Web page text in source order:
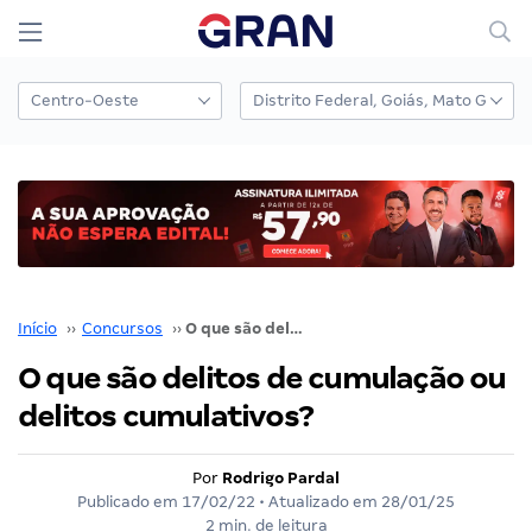
Início ›› Concursos ›› O que são delitos de cumulação ou delitos cumulativos?
O que são delitos de cumulação ou
delitos cumulativos?
Por Rodrigo Pardal
Publicado em 17/02/22 • Atualizado em 28/01/25
2 min. de leitura